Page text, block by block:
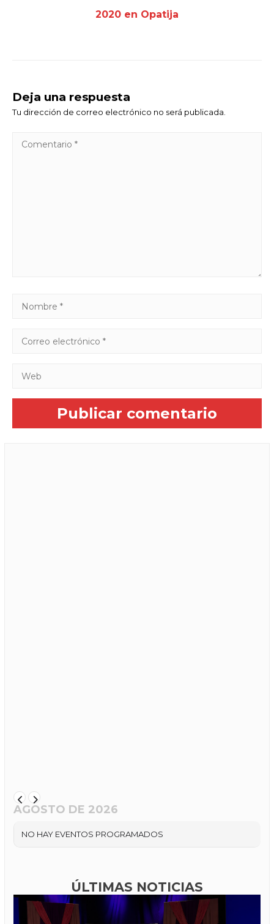
2020 en Opatija
Deja una respuesta
Tu dirección de correo electrónico no será publicada.
AGOSTO DE 2026
NO HAY EVENTOS PROGRAMADOS
ÚLTIMAS NOTICIAS